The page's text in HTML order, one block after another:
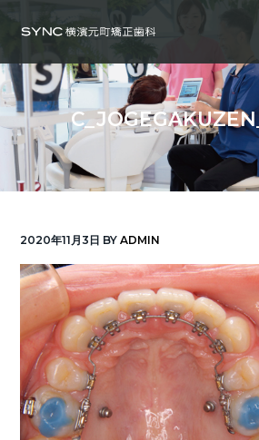
i
p
t
o
i
p
t
o
i
p
t
o
SYNC横浜元町矯正歯科
横
浜
の
矯
正
歯
科
専
門
土
日
横
浜
な
と
み
ら
い
線
「元
町
中
華
街
駅」
徒
歩
1
分
2020年11月3日 BYADMIN